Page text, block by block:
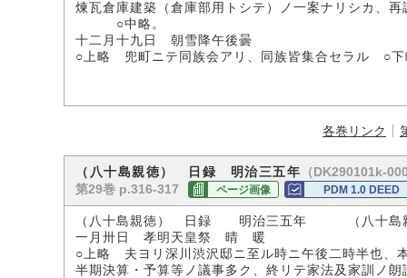
煉瓦倉庫建築（倉庫部用トシテ）ノ一案ナリシカ、
○中略。
十二月十九日 朝雪降午後曇
○上略 兜町ニテ同族会アリ、同族皆集合セラル ○下
各巻リンク
（八十島親徳） 日録 明治三五年 （DK290101k-
第29巻 p.316-317
ページ画像 PDM 1.0 DEED
（八十島親徳） 日録 明治三五年 （八十島
一月卅日 孝明天皇祭 晴 暖
○上略 夫ヨリ深川渋沢邸ニ至ル時ニ午後二時半也、
半期決算・予算等ノ議事多ク、終リテ家法及家訓ノ